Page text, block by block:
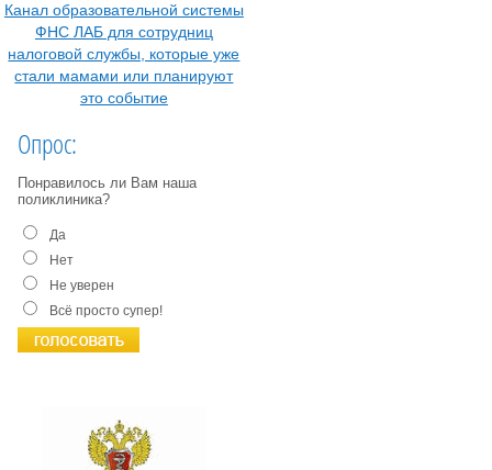
Канал образовательной системы
ФНС ЛАБ для сотрудниц
налоговой службы, которые уже
стали мамами или планируют
это событие
Опрос:
Понравилось ли Вам наша
поликлиника?
Да
Нет
Не уверен
Всё просто супер!